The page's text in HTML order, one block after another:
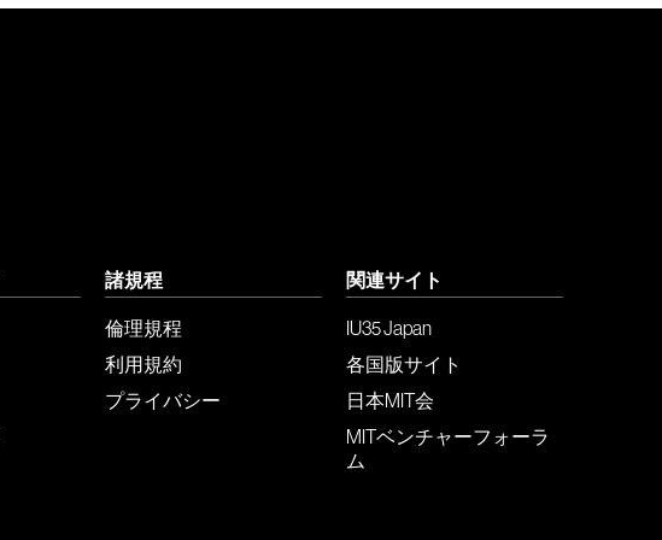
諸規程
倫理規程
利用規約
プライバシー
関連サイト
IU35 Japan
各国版サイト
日本MIT会
MITベンチャーフォーラ
ム